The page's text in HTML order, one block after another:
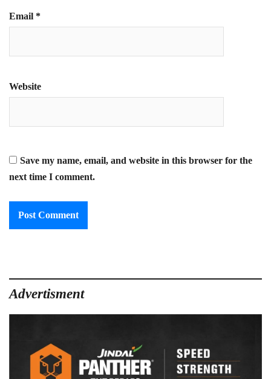
Email *
Website
Save my name, email, and website in this browser for the
next time I comment.
Advertisment